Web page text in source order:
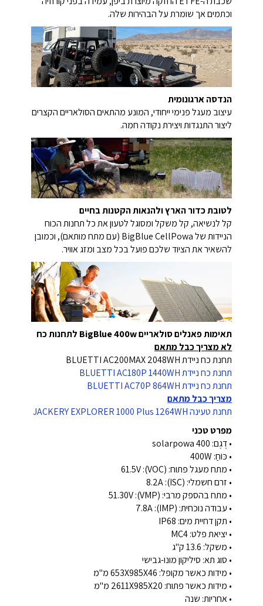
וכתמים אך שומרת על הבהירות שלה.
הנדסה ארגונומית
עיצוב מעגל פנימי ייחודי, המונע מהתאים הסולאריים הקצרים
ליצור התנגדות ויצירת נקודה חמה.
לטובת כדור הארץ ולהנאות הקטנות בחיים
קל לנשיאה, קל משקל ומסוגל לטעון את כל תחנות הכוח
הניידות של BigBlue CellPowa (עם מתח מותאם), וכמובן
להשאיר את הציוד שלכם פועל בכל מצב ומזג אוויר.
תאימות פאנלים סולאריים BigBlue 400w לתחנות כח
לא מצריך כבל מתאם
תחנת כח ניידת BLUETTI AC200MAX 2048WH
תחנת כח ניידת BLUETTI AC180P 1440WH
תחנת כח ניידת BLUETTI AC70P 864WH
מצריך כבל מתאם
תחנת טעינה JACKERY EXPLORER 1000 Plus 1264WH
מפרט טכני
• דֶגֶם: solarpowa 400
• כּוֹחַ: 400W
• מתח מעגל פתוח: (VOC): 61.5V
• זרם חשמלי: (ISC): 8.2A
• מתח בהספק מרבי: (VMP): 51.30V
• עבודה נוכחית: (IMP): 7.8A
• תקן דחיית מים: IP68
• יציאת פלט: MC4
• משקל: 13.6 ק"ג
• סוג תא: סיליקון מונו-גבישי
• מידות כאשר מקופל: 653X985X46 מ"מ
• מידות כאשר פתוח: 2611X985X20 מ"מ
• אחריות: שנה